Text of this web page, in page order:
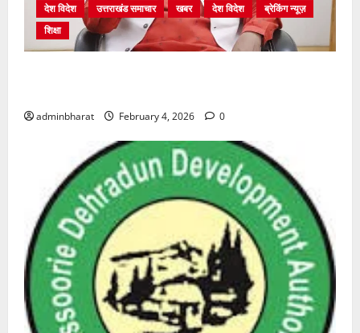
देश विदेश उत्तराखंड समाचार खबर देश विदेश
ब्रेकिंग न्यूज़
शिक्षा
adminbharat February 4, 2026 0